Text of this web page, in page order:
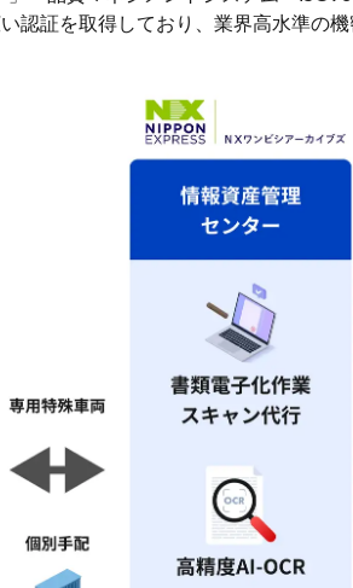
認証を取得しており、業界高水準の
新規会員登録
ルアドレス
利用規約をご確認ください
もしくは以下の方法で
Google